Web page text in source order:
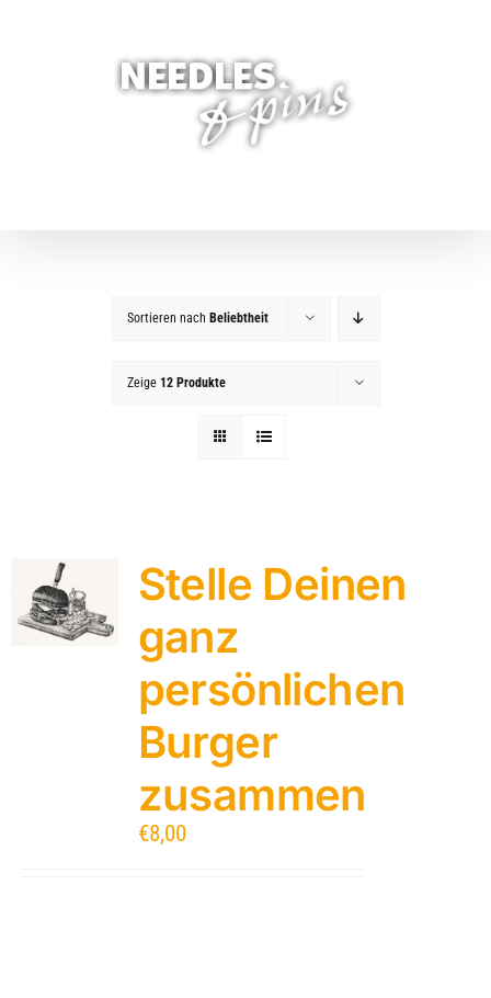
Sortieren nach Beliebtheit
Zeige 12 Produkte
Stelle Deinen
ganz
persönlichen
Burger
zusammen
€8,00